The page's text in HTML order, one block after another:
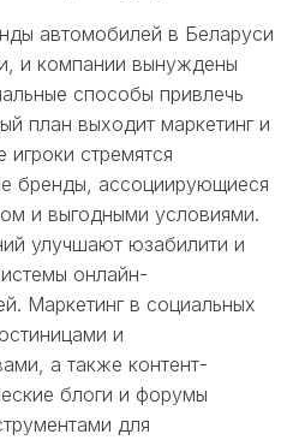
автомобилей в Беларуси
и компании вынуждены
способы привлечь
план выходит маркетинг и
стремятся
бренды, ассоциирующиеся
и выгодными условиями.
улучшают юзабилити и
онлайн-
Маркетинг в социальных
и
а также контент-
блоги и форумы
для